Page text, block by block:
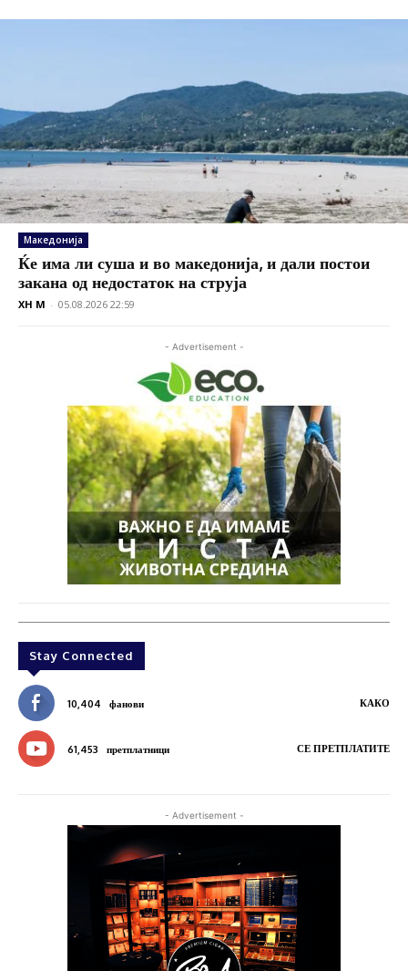
Македонија
Ќе има ли суша и во македонија, и дали постои
закана од недостаток на струја
XH M - 05.08.2026 22:59
- Advertisement -
Stay Connected
10,404 фанови КАКО
61,453 претплатници СЕ ПРЕТПЛАТИТЕ
- Advertisement -